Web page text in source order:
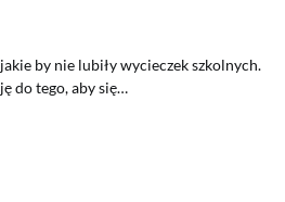
by nie lubiły wycieczek szkolnych.
do tego, aby się…